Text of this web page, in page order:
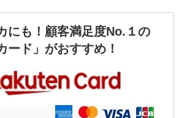
にも！顧客満足度No.１の
ード」がおすすめ！